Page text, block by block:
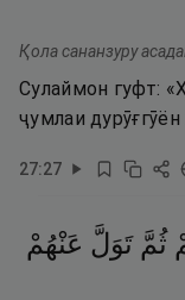
Қола сананзуру
Сулаймон гуфт:
ҷумлаи дурӯғгӯён
27:27
ثُمَّ تَوَلَّ عَنْهُمْ